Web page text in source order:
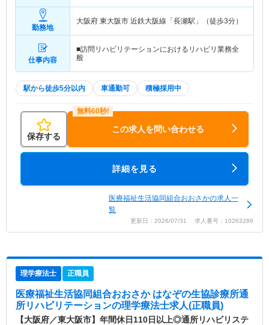
勤務地
大阪府 東大阪市 近鉄大阪線「長瀬駅」（徒歩3分）
仕事内容
■訪問リハビリテーションにおけるリハビリ業務全
般
駅から徒歩5分以内 車通勤可 積極採用中
保存する
この求人を問い合わせる
詳細を見る
医療福祉生活協同組合おおさかの求人一
覧
更新日：2026/07/31 求人番号：10263286
理学療法士 正職員
医療福祉生活協同組合おおさか はなぞの生協診療所通
所リハビリテーションの理学療法士求人(正職員)
【大阪府／東大阪市】年間休日110日以上◎通所リハビリステ